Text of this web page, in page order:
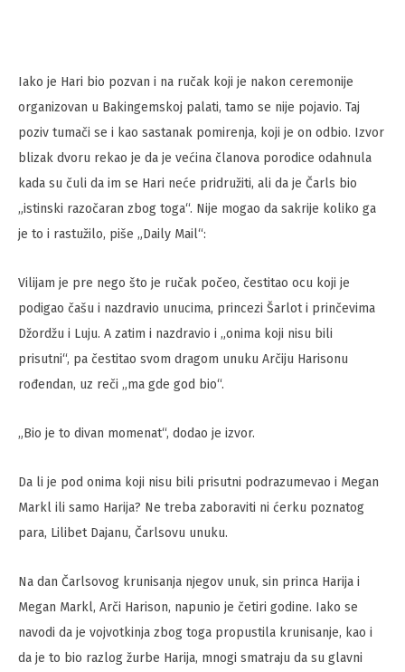
Iako je Hari bio pozvan i na ručak koji je nakon ceremonije
organizovan u Bakingemskoj palati, tamo se nije pojavio. Taj
poziv tumači se i kao sastanak pomirenja, koji je on odbio. Izvor
blizak dvoru rekao je da je većina članova porodice odahnula
kada su čuli da im se Hari neće pridružiti, ali da je Čarls bio
„istinski razočaran zbog toga“. Nije mogao da sakrije koliko ga
je to i rastužilo, piše „Daily Mail“:
Vilijam je pre nego što je ručak počeo, čestitao ocu koji je
podigao čašu i nazdravio unucima, princezi Šarlot i prinčevima
Džordžu i Luju. A zatim i nazdravio i „onima koji nisu bili
prisutni“, pa čestitao svom dragom unuku Arčiju Harisonu
rođendan, uz reči „ma gde god bio“.
„Bio je to divan momenat“, dodao je izvor.
Da li je pod onima koji nisu bili prisutni podrazumevao i Megan
Markl ili samo Harija? Ne treba zaboraviti ni ćerku poznatog
para, Lilibet Dajanu, Čarlsovu unuku.
Na dan Čarlsovog krunisanja njegov unuk, sin princa Harija i
Megan Markl, Arči Harison, napunio je četiri godine. Iako se
navodi da je vojvotkinja zbog toga propustila krunisanje, kao i
da je to bio razlog žurbe Harija, mnogi smatraju da su glavni